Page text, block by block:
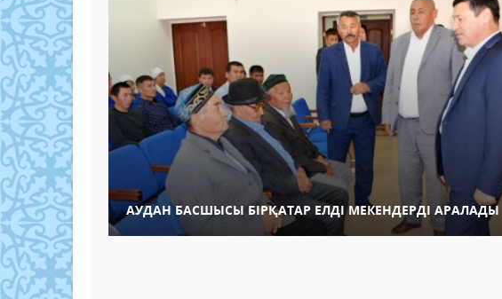
АУДАН БАСШЫСЫ БІРҚАТАР ЕЛДІ МЕКЕНДЕРДІ АРАЛАДЫ